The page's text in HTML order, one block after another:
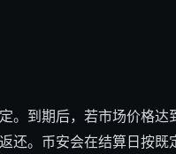
。到期后，若市场价格达
还。币安会在结算日按既